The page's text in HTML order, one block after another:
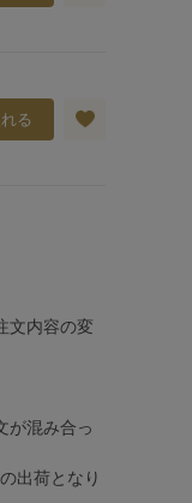
る
文内容の変
が混み合っ
出荷となり